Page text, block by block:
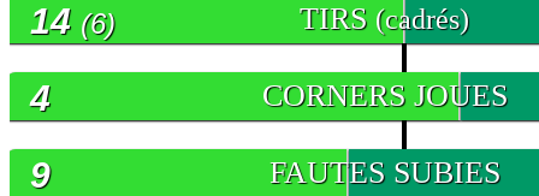
TIRS (cadrés)
14 (6)
CORNERS JOUES
4
FAUTES SUBIES
9